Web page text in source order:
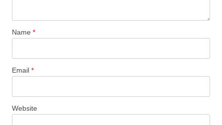
Name *
Email *
Website